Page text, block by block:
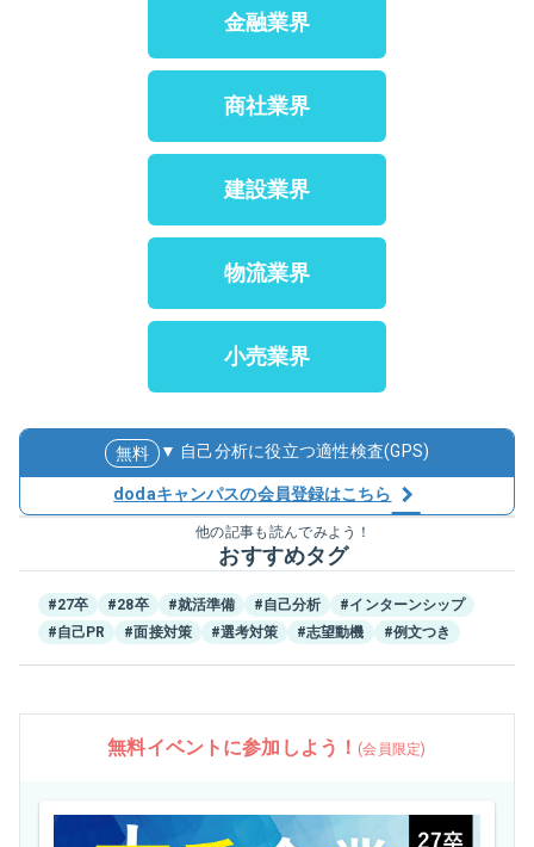
金融業界
商社業界
建設業界
物流業界
小売業界
無料 ▼ 自己分析に役立つ適性検査(GPS)
dodaキャンパスの会員登録はこちら
他の記事も読んでみよう！
おすすめタグ
#27卒 #28卒 #就活準備 #自己分析
#インターンシップ
#自己PR
#面接対策 #選考対策 #志望動機 #例文つき
無料イベントに参加しよう！ (会員限定)